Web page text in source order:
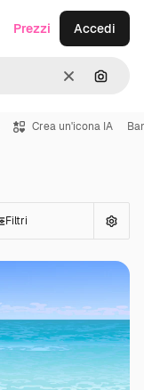
CancellaCerca
Prezzi Accedi
Crea un'icona IA
Filtri